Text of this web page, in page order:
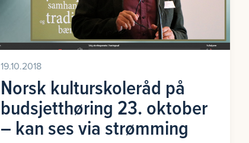
19.10.2018
Norsk kulturskoleråd på
budsjetthøring 23. oktober
– kan ses via strømming